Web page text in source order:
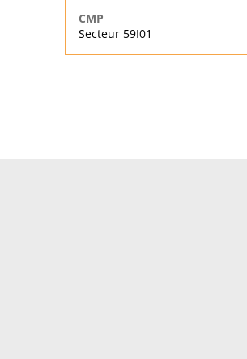
CMP
Secteur 59I01